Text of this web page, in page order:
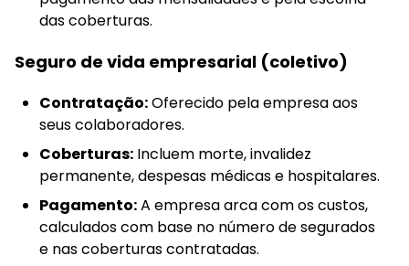
das coberturas.
Seguro de vida empresarial (coletivo)
Contratação:Oferecido pela empresa aos
seus colaboradores.
Coberturas: Incluem morte, invalidez
permanente, despesas médicas e hospitalares.
Pagamento:A empresa arca com os custos,
calculados com base no número de segurados
e nas coberturas contratadas.